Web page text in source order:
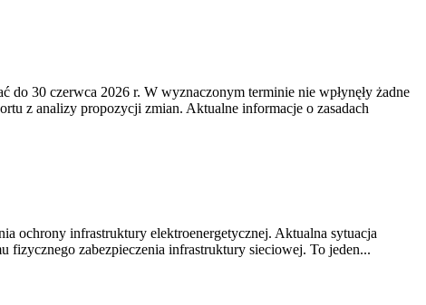
30 czerwca 2026 r. W wyznaczonym terminie nie wpłynęły żadne
z analizy propozycji zmian. Aktualne informacje o zasadach
ochrony infrastruktury elektroenergetycznej. Aktualna sytuacja
fizycznego zabezpieczenia infrastruktury sieciowej. To jeden...